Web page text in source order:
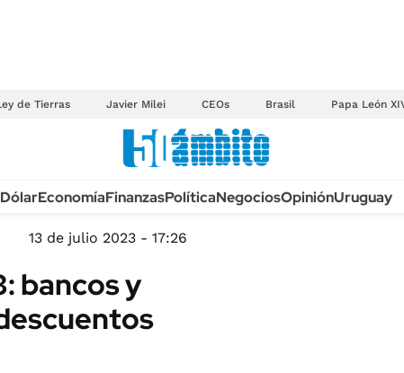
de Tierras Javier Milei CEOs Brasil Papa León
TECNOLOGÍA
MÉXICO
MUNDO
INFORMACIÓN GENERAL
DólarEconomíaFinanzasPolíticaNegociosOpiniónUruguay
13 de julio 2023 - 17:26
bancos y